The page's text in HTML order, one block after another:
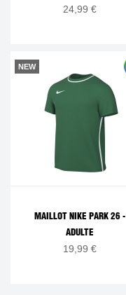
24,99 €
NEW
MAILLOT NIKE PARK 26 -
ADULTE
19,99 €